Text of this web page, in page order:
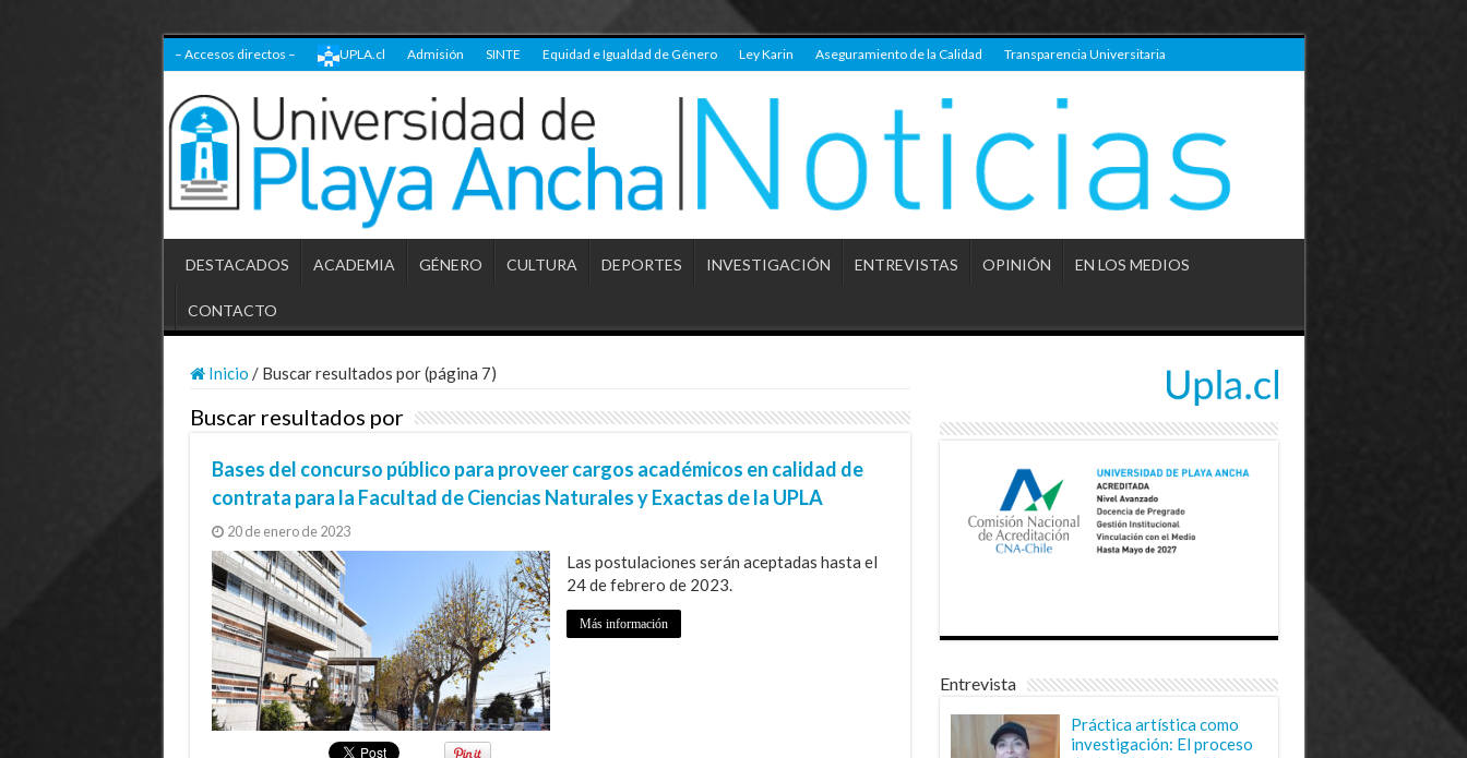
– Accesos directos – UPLA.cl Admisión SINTE Equidad e Igualdad de Género Ley Karin Aseguramiento de la Calidad Transparencia Universitaria
DESTACADOS ACADEMIA GÉNERO CULTURA DEPORTES INVESTIGACIÓN ENTREVISTAS OPINIÓN EN LOS MEDIOS
CONTACTO
Inicio / Buscar resultados por (página 7)
Buscar resultados por
Bases del concurso público para proveer cargos académicos en calidad de
contrata para la Facultad de Ciencias Naturales y Exactas de la UPLA
20 de enero de 2023
Las postulaciones serán aceptadas hasta el
24 de febrero de 2023.
Más información
Entrevista
Práctica artística como
investigación: El proceso